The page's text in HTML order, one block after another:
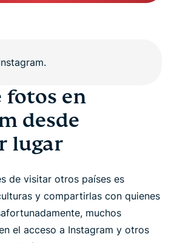
fotos en
desde
lugar
de visitar otros países es
y compartirlas con quienes
muchos
el acceso a Instagram y otros